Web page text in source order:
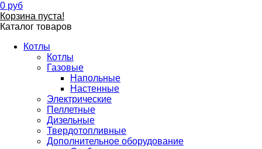
0 руб
Корзина пуста!
Каталог товаров
Котлы
Котлы
Газовые
Напольные
Настенные
Электрические
Пеллетные
Дизельные
Твердотопливные
Дополнительное оборудование